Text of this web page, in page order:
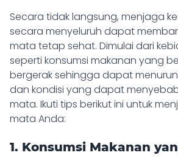
Secara tidak langsung, menjaga
secara menyeluruh dapat
mata tetap sehat. Dimulai dari
seperti konsumsi makanan yang
bergerak sehingga dapat
dan kondisi yang dapat
mata. Ikuti tips berikut ini untuk
mata Anda:
1. Konsumsi Makanan